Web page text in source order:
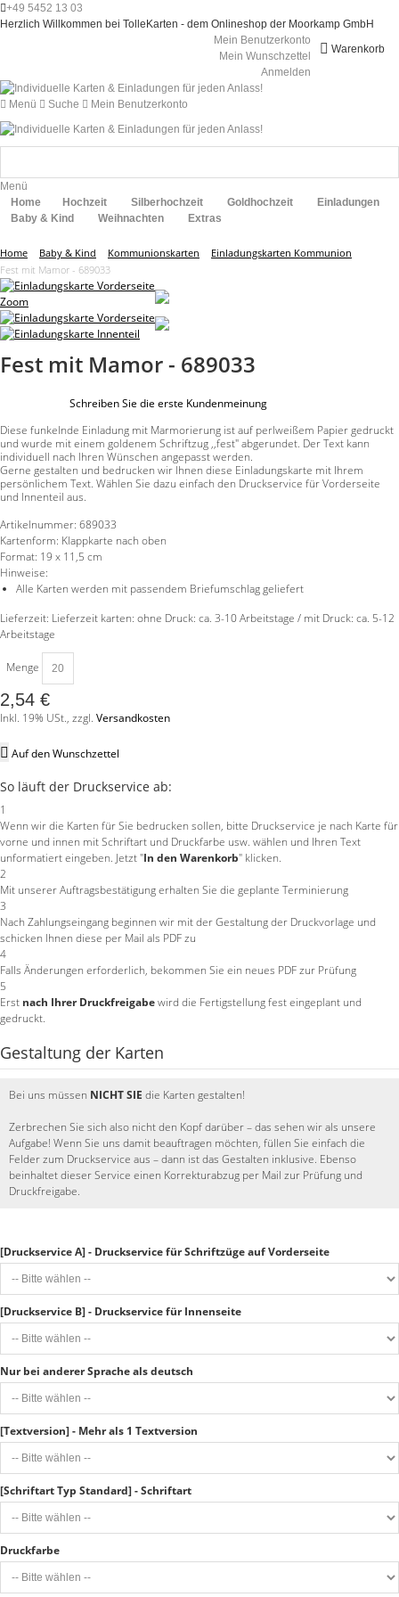
+49 5452 13 03
Herzlich Willkommen bei TolleKarten - dem Onlineshop der Moorkamp GmbH
Warenkorb
Mein Benutzerkonto
Mein Wunschzettel
Anmelden
Menü Suche Mein Benutzerkonto
Menü
Home
Hochzeit Silberhochzeit Goldhochzeit
Einladungen
Baby & Kind
Weihnachten Extras
Home Baby & Kind Kommunionskarten
Einladungskarten Kommunion
Fest mit Mamor - 689033
Zoom
Fest mit Mamor - 689033
Schreiben Sie die erste Kundenmeinung
Diese funkelnde Einladung mit Marmorierung ist auf perlweißem Papier gedruckt
und wurde mit einem goldenem Schriftzug ,,fest" abgerundet. Der Text kann
individuell nach Ihren Wünschen angepasst werden.
Gerne gestalten und bedrucken wir Ihnen diese Einladungskarte mit Ihrem
persönlichem Text. Wählen Sie dazu einfach den Druckservice für Vorderseite
und Innenteil aus.
Artikelnummer: 689033
Kartenform: Klappkarte nach oben
Format: 19 x 11,5 cm
Hinweise:
Alle Karten werden mit passendem Briefumschlag geliefert
Lieferzeit: Lieferzeit karten: ohne Druck: ca. 3-10 Arbeitstage / mit Druck: ca. 5-12
Arbeitstage
Menge
2,54 €
Inkl. 19% USt., zzgl. Versandkosten
Auf den Wunschzettel
So läuft der Druckservice ab:
1
Wenn wir die Karten für Sie bedrucken sollen, bitte Druckservice je nach Karte für
vorne und innen mit Schriftart und Druckfarbe usw. wählen und Ihren Text
unformatiert eingeben. Jetzt "In den Warenkorb" klicken.
2
Mit unserer Auftragsbestätigung erhalten Sie die geplante Terminierung
3
Nach Zahlungseingang beginnen wir mit der Gestaltung der Druckvorlage und
schicken Ihnen diese per Mail als PDF zu
4
Falls Änderungen erforderlich, bekommen Sie ein neues PDF zur Prüfung
5
Erst nach Ihrer Druckfreigabewird die Fertigstellung fest eingeplant und
gedruckt.
Gestaltung der Karten
Bei uns müssen NICHT SIE die Karten gestalten!
Zerbrechen Sie sich also nicht den Kopf darüber – das sehen wir als unsere
Aufgabe! Wenn Sie uns damit beauftragen möchten, füllen Sie einfach die
Felder zum Druckservice aus – dann ist das Gestalten inklusive. Ebenso
beinhaltet dieser Service einen Korrekturabzug per Mail zur Prüfung und
Druckfreigabe.
[Druckservice A] - Druckservice für Schriftzüge auf Vorderseite
[Druckservice B] - Druckservice für Innenseite
Nur bei anderer Sprache als deutsch
[Textversion] - Mehr als 1 Textversion
[Schriftart Typ Standard] - Schriftart
Druckfarbe